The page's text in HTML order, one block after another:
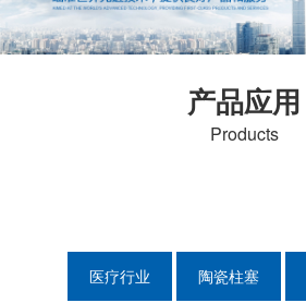
产品应用
Products
医疗行业 陶瓷柱塞